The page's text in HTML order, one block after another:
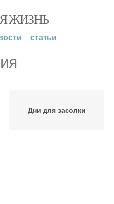
ЖИЗНЬ
статьи
Дни для засолки